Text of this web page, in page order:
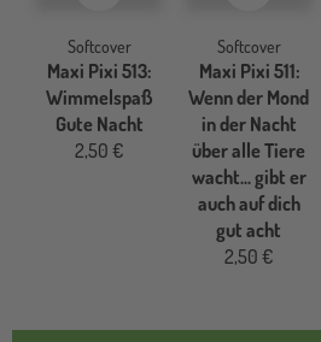
Softcover
Maxi Pixi 513:
Wimmelspaß
Gute Nacht
2,50 €
Softcover
Maxi Pixi 511:
Wenn der Mond
in der Nacht
über alle Tiere
wacht... gibt er
auch auf dich
gut acht
2,50 €